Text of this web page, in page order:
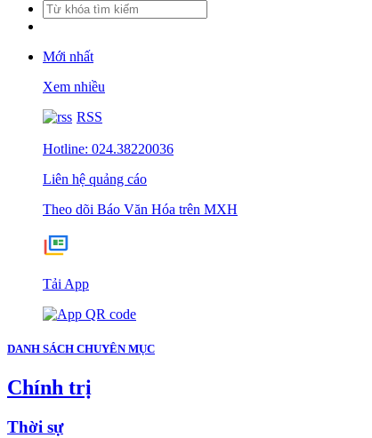
Mới nhất
Xem nhiều
RSS
Hotline: 024.38220036
Liên hệ quảng cáo
Theo dõi Báo Văn Hóa trên MXH
Tải App
DANH SÁCH CHUYÊN MỤC
Chính trị
Thời sự